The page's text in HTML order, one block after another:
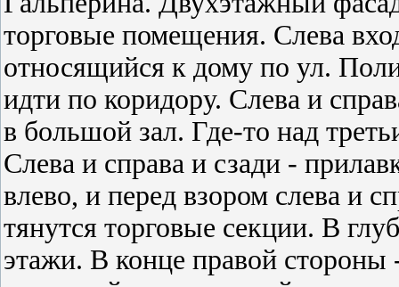
торговые помещения. Слева
относящийся к дому по ул.
идти по коридору. Слева и
в большой зал. Где-то над
Слева и справа и сзади -
влево, и перед взором слева и
тянутся торговые секции. В
этажи. В конце правой стороны